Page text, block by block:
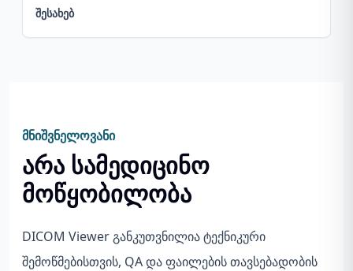
შესახებ
მნიშვნელოვანი
არა სამედიცინო
მოწყობილობა
DICOM Viewer განკუთვნილია ტექნიკური
შემოწმებისთვის, QA და ფაილების თავსებადობის